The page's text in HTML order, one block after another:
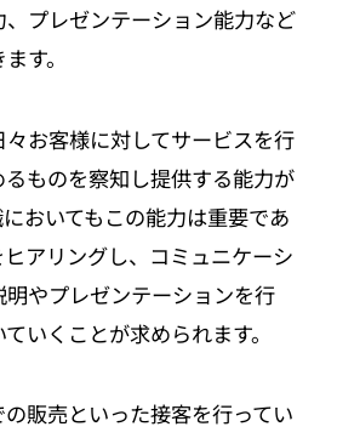
プレゼンテーション能力など
す。
お客様に対してサービスを行
ものを察知し提供する能力が
おいてもこの能力は重要であ
アリングし、コミュニケーシ
明やプレゼンテーションを行
いくことが求められます。
販売といった接客を行ってい